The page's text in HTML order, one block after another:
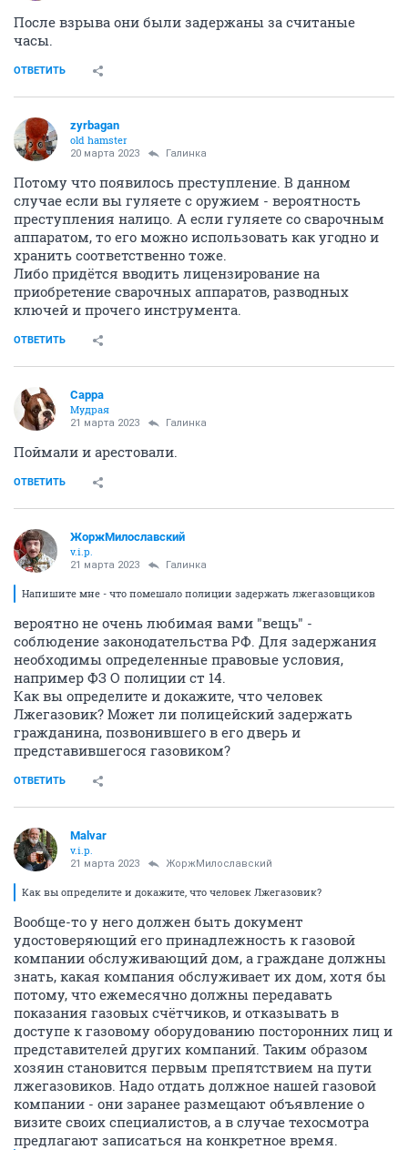
После взрыва они были задержаны за считаные
часы.
ОТВЕТИТЬ
zyrbagan
old hamster
20 марта 2023 Галинка
Потому что появилось преступление. В данном
случае если вы гуляете с оружием - вероятность
преступления налицо. А если гуляете со сварочным
аппаратом, то его можно использовать как угодно и
хранить соответственно тоже.
Либо придётся вводить лицензирование на
приобретение сварочных аппаратов, разводных
ключей и прочего инструмента.
ОТВЕТИТЬ
Сарра
Мудрая
21 марта 2023 Галинка
Поймали и арестовали.
ОТВЕТИТЬ
ЖоржМилославский
v.i.p.
21 марта 2023 Галинка
Напишите мне - что помешало полиции задержать лжегазовщиков
вероятно не очень любимая вами "вещь" -
соблюдение законодательства РФ. Для задержания
необходимы определенные правовые условия,
например ФЗ О полиции ст 14.
Как вы определите и докажите, что человек
Лжегазовик? Может ли полицейский задержать
гражданина, позвонившего в его дверь и
представившегося газовиком?
ОТВЕТИТЬ
Malvar
v.i.p.
21 марта 2023 ЖоржМилославский
Как вы определите и докажите, что человек Лжегазовик?
Вообще-то у него должен быть документ
удостоверяющий его принадлежность к газовой
компании обслуживающий дом, а граждане должны
знать, какая компания обслуживает их дом, хотя бы
потому, что ежемесячно должны передавать
показания газовых счётчиков, и отказывать в
доступе к газовому оборудованию посторонних лиц и
представителей других компаний. Таким образом
хозяин становится первым препятствием на пути
лжегазовиков. Надо отдать должное нашей газовой
компании - они заранее размещают объявление о
визите своих специалистов, а в случае техосмотра
предлагают записаться на конкретное время.